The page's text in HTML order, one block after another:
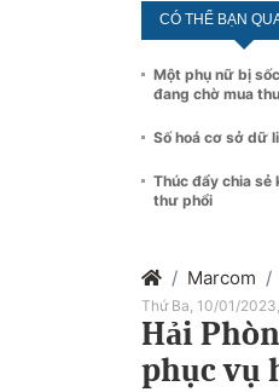
CÓ THỂ BẠN
Một phụ nữ bị
đang chờ mua
Số hoá cơ sở dữ
Thúc đẩy chia sẻ
thư phổi
Marcom
Thứ Ba, 10/01/
Hải
phục vụ